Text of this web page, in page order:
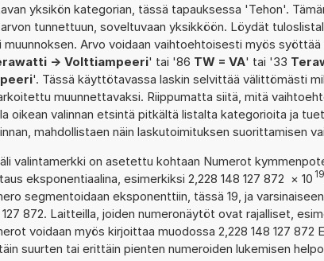
yksikön kategorian, tässä tapauksessa 'Tehon'.
tunnettuun, soveltuvaan yksikköön. Löydät
muunnoksen. Arvo voidaan vaihtoehtoisesti myös
-> Volttiampeeri' tai '86 TW = VA' tai '33
'. Tässä käyttötavassa laskin selvittää välittömästi
muunnettavaksi. Riippumatta siitä, mitä
oikean valinnan etsintä pitkältä listalta kategorioita ja
mahdollistaen näin laskutoimituksen suorittamisen
valintamerkki on asetettu kohtaan Numerot
eksponentiaalina, esimerkiksi 2,228 148 127 872 × 10 19
segmentoidaan eksponenttiin, tässä 19, ja
127 872. Laitteilla, joiden numeronäytöt ovat rajalliset,
voidaan myös kirjoittaa muodossa 2,228 148 127 872
suurten tai erittäin pienten numeroiden lukemisen